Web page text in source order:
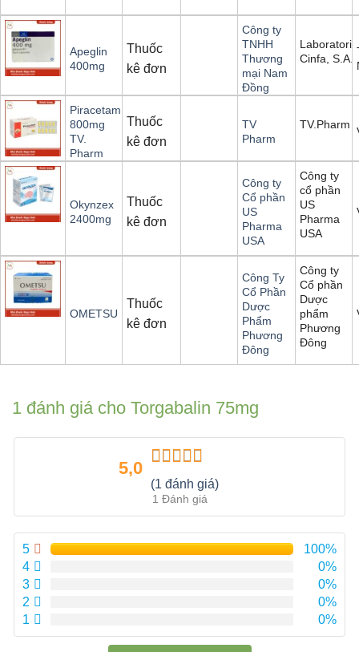
Apeglin
400mg
Thuốc
kê đơn
Công ty
TNHH
Thương
mại Nam
Đồng
Cinfa, S.A.
Piracetam
800mg
TV.
Pharm
Thuốc
kê đơn
TV
Pharm
TV.Pharm
Okynzex
2400mg
Thuốc
kê đơn
Công ty
Cổ phần
US
Pharma
USA
Công ty
cổ phần
US
Pharma
USA
OMETSU
Thuốc
kê đơn
Công Ty
Cổ Phần
Dược
Phẩm
Phương
Đông
Công ty
Cổ phần
Dược
phẩm
Phương
Đông
1 đánh giá cho Torgabalin 75mg
5,0
Được xếp
hạng 5.00
sao
(1 đánh giá)
1 Đánh giá
5
100%
4
0%
3
0%
2
0%
1
0%